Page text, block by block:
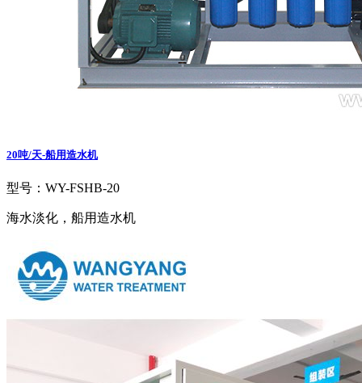
20吨/天-船用造水机
型号：WY-FSHB-20
海水淡化，船用造水机